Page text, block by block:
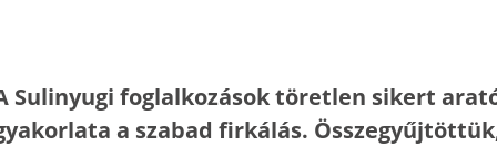
Sulinyugi foglalkozások töretlen sikert
a szabad firkálás.